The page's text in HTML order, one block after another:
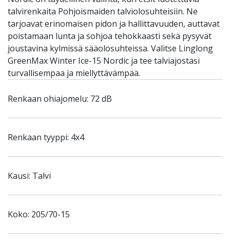
talvirenkaita Pohjoismaiden talviolosuhteisiin. Ne
tarjoavat erinomaisen pidon ja hallittavuuden, auttavat
poistamaan lunta ja sohjoa tehokkaasti sekä pysyvät
joustavina kylmissä sääolosuhteissa. Valitse Linglong
GreenMax Winter Ice-15 Nordic ja tee talviajostasi
turvallisempaa ja miellyttävämpää.
Renkaan ohiajomelu: 72 dB
Renkaan tyyppi: 4x4
Kausi: Talvi
Koko: 205/70-15